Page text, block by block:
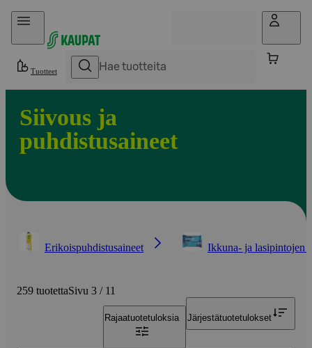
Hyppää sisältöön
Tuotteet
Siivous ja
puhdistusaineet
Erikoispuhdistusaineet Ikkuna- ja lasipintojen
259 tuotettaSivu 3 / 11
Rajaatuotetuloksia Järjestätuotetulokset